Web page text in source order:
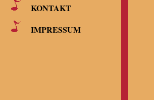
KONTAKT
IMPRESSUM